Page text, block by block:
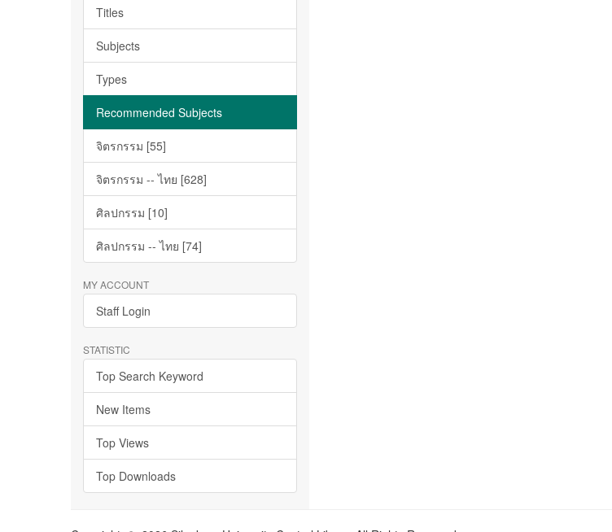
Titles
Subjects
Types
Recommended Subjects
จิตรกรรม [55]
จิตรกรรม -- ไทย [628]
ศิลปกรรม [10]
ศิลปกรรม -- ไทย [74]
MY ACCOUNT
Staff Login
STATISTIC
Top Search Keyword
New Items
Top Views
Top Downloads